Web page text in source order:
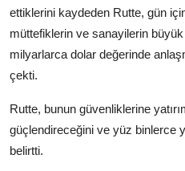
ettiklerini kaydeden Rutte, gün
müttefiklerin ve sanayilerin
milyarlarca dolar değerinde
çekti.
Rutte, bunun güvenliklerine
güçlendireceğini ve yüz binlerce
belirtti.